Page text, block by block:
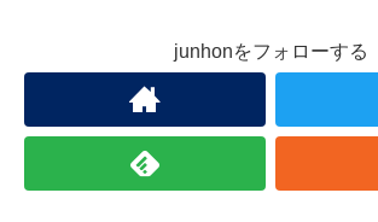
junhonをフォローする